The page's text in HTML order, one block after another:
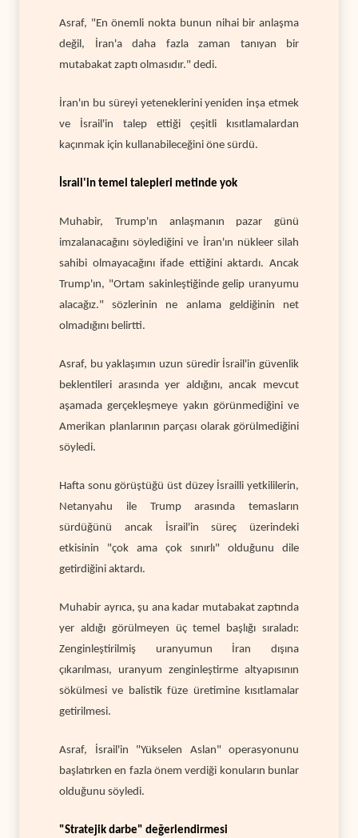
Asraf, "En önemli nokta bunun nihai bir anlaşma
değil, İran'a daha fazla zaman tanıyan bir
mutabakat zaptı olmasıdır." dedi.
İran'ın bu süreyi yeteneklerini yeniden inşa etmek
ve İsrail'in talep ettiği çeşitli kısıtlamalardan
kaçınmak için kullanabileceğini öne sürdü.
İsrail'in temel talepleri metinde yok
Muhabir, Trump'ın anlaşmanın pazar günü
imzalanacağını söylediğini ve İran'ın nükleer silah
sahibi olmayacağını ifade ettiğini aktardı. Ancak
Trump'ın, "Ortam sakinleştiğinde gelip uranyumu
alacağız." sözlerinin ne anlama geldiğinin net
olmadığını belirtti.
Asraf, bu yaklaşımın uzun süredir İsrail'in güvenlik
beklentileri arasında yer aldığını, ancak mevcut
aşamada gerçekleşmeye yakın görünmediğini ve
Amerikan planlarının parçası olarak görülmediğini
söyledi.
Hafta sonu görüştüğü üst düzey İsrailli yetkililerin,
Netanyahu ile Trump arasında temasların
sürdüğünü ancak İsrail'in süreç üzerindeki
etkisinin "çok ama çok sınırlı" olduğunu dile
getirdiğini aktardı.
Muhabir ayrıca, şu ana kadar mutabakat zaptında
yer aldığı görülmeyen üç temel başlığı sıraladı:
Zenginleştirilmiş uranyumun İran dışına
çıkarılması, uranyum zenginleştirme altyapısının
sökülmesi ve balistik füze üretimine kısıtlamalar
getirilmesi.
Asraf, İsrail'in "Yükselen Aslan" operasyonunu
başlatırken en fazla önem verdiği konuların bunlar
olduğunu söyledi.
"Stratejik darbe" değerlendirmesi